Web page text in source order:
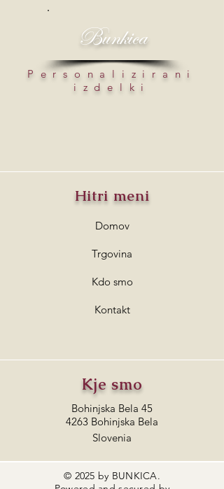
Bunkica
Personalizirani
izdelki
Hitri meni
Domov
Trgovina
Kdo smo
Kontakt
Kje smo
Bohinjska Bela 45
4263 Bohinjska Bela
Slovenia
© 2025 by BUNKICA.